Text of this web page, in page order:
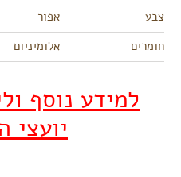
צבע
אפור
חומרים
אלומיניום
למידע נוסף
יועצי